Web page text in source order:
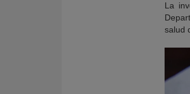
La
salud